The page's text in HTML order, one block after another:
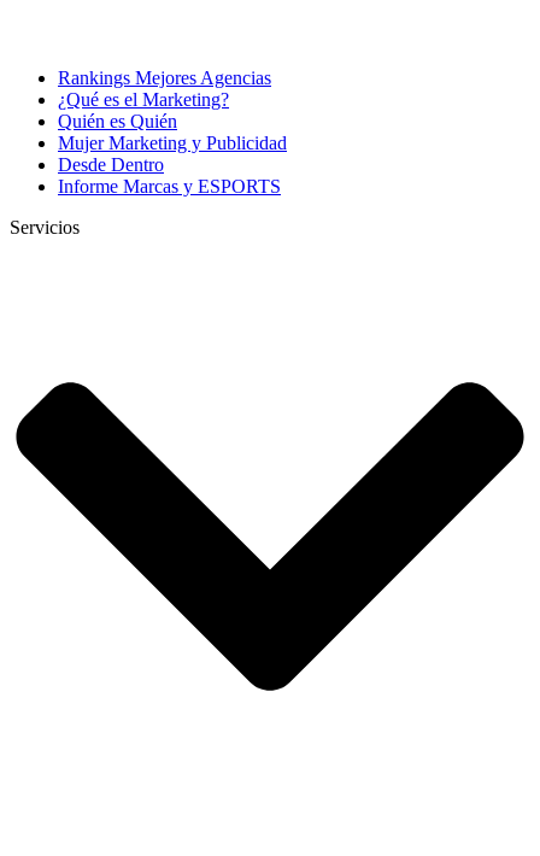
Rankings Mejores Agencias
¿Qué es el Marketing?
Quién es Quién
Mujer Marketing y Publicidad
Desde Dentro
Informe Marcas y ESPORTS
Servicios